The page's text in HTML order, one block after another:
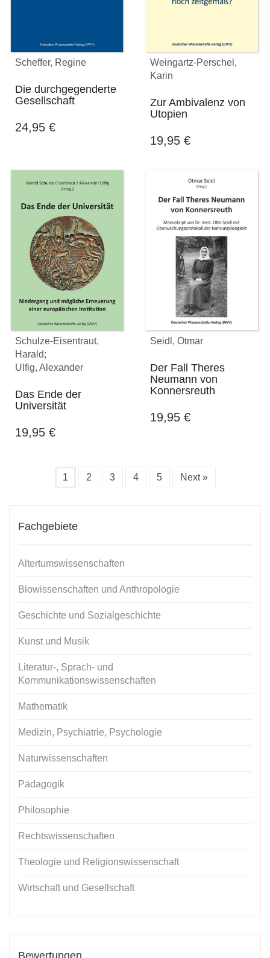
Scheffer, Regine
Die durchgegenderte
Gesellschaft
24,95 €
Weingartz-Perschel,
Karin
Zur Ambivalenz von
Utopien
19,95 €
Schulze-Eisentraut,
Harald;
Ulfig, Alexander
Das Ende der
Universität
19,95 €
Seidl, Otmar
Der Fall Theres
Neumann von
Konnersreuth
19,95 €
1 2 3 4 5 Next »
Fachgebiete
Altertumswissenschaften
Biowissenschaften und Anthropologie
Geschichte und Sozialgeschichte
Kunst und Musik
Literatur-, Sprach- und
Kommunikationswissenschaften
Mathematik
Medizin, Psychiatrie, Psychologie
Naturwissenschaften
Pädagogik
Philosophie
Rechtswissenschaften
Theologie und Religionswissenschaft
Wirtschaft und Gesellschaft
Bewertungen